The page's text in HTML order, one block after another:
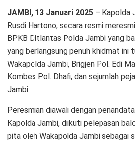
JAMBI, 13 Januari 2025 – Kapolda
Rusdi Hartono, secara resmi
BPKB Ditlantas Polda Jambi yang
yang berlangsung penuh khidmat ini
Wakapolda Jambi, Brigjen Pol. Edi
Kombes Pol. Dhafi, dan sejumlah
Jambi.
Peresmian diawali dengan
Kapolda Jambi, diikuti pelepasan
pita oleh Wakapolda Jambi sebagai